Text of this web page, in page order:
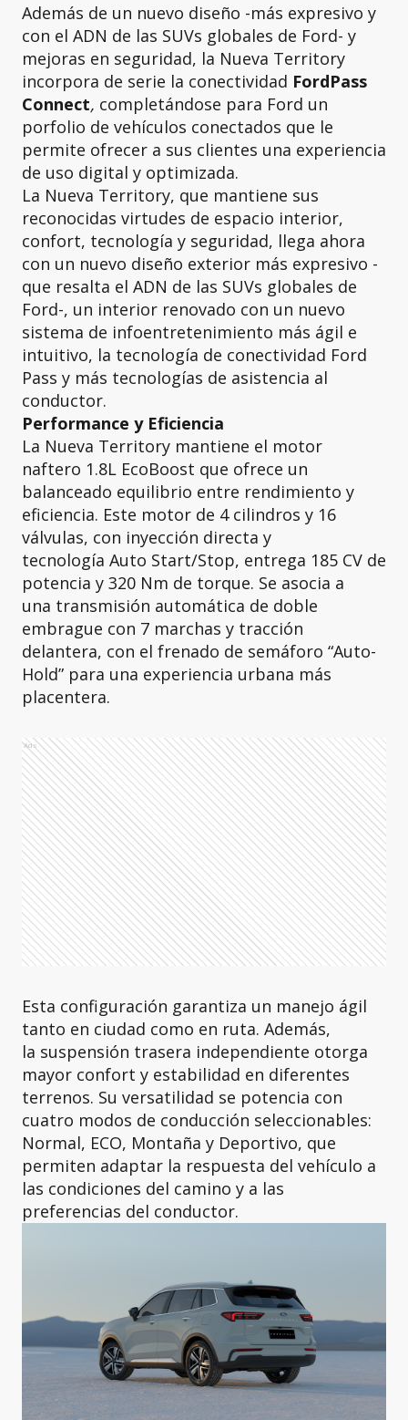
Además de un nuevo diseño -más expresivo y
con el ADN de las SUVs globales de Ford- y
mejoras en seguridad, la Nueva Territory
incorpora de serie la conectividad FordPass
Connect, completándose para Ford un
porfolio de vehículos conectados que le
permite ofrecer a sus clientes una experiencia
de uso digital y optimizada.
La Nueva Territory, que mantiene sus
reconocidas virtudes de espacio interior,
confort, tecnología y seguridad, llega ahora
con un nuevo diseño exterior más expresivo -
que resalta el ADN de las SUVs globales de
Ford-, un interior renovado con un nuevo
sistema de infoentretenimiento más ágil e
intuitivo, la tecnología de conectividad Ford
Pass y más tecnologías de asistencia al
conductor.
Performance y Eficiencia
La Nueva Territory mantiene el motor
naftero 1.8L EcoBoost que ofrece un
balanceado equilibrio entre rendimiento y
eficiencia. Este motor de 4 cilindros y 16
válvulas, con inyección directa y
tecnología Auto Start/Stop, entrega 185 CV de
potencia y 320 Nm de torque. Se asocia a
una transmisión automática de doble
embrague con 7 marchas y tracción
delantera, con el frenado de semáforo “Auto-
Hold” para una experiencia urbana más
placentera.
Ads
Esta configuración garantiza un manejo ágil
tanto en ciudad como en ruta. Además,
la suspensión trasera independiente otorga
mayor confort y estabilidad en diferentes
terrenos. Su versatilidad se potencia con
cuatro modos de conducción seleccionables:
Normal, ECO, Montaña y Deportivo, que
permiten adaptar la respuesta del vehículo a
las condiciones del camino y a las
preferencias del conductor.